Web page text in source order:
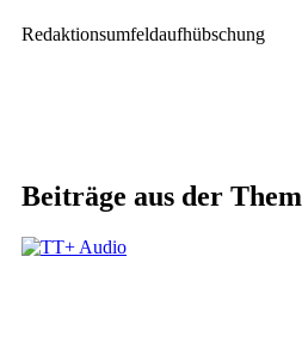
Redaktionsumfeldaufhübschung
Beiträge aus der